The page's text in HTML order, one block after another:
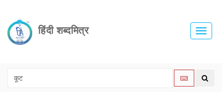
हिंदी शब्दमित्र